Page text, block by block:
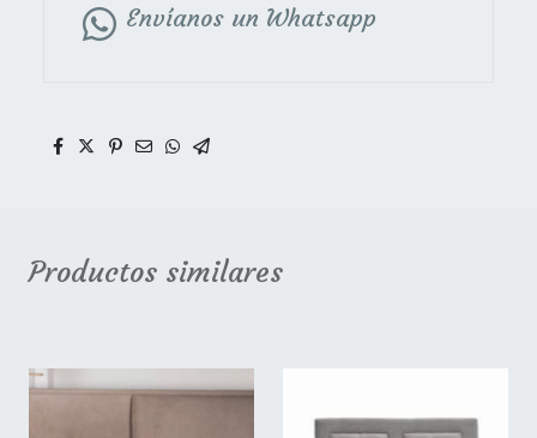
Envíanos un Whatsapp
Productos similares